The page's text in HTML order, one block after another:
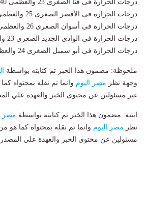
درجات الحرارة فى قنا الصغرى 23 والعظمى 40
درجات الحرارة فى الأقصر الصغرى 25 والعظمى 41
درجات الحرارة فى أسوان الصغرى 26 والعظمى 42
درجات الحرارة فى الوادى الجديد الصغرى 23 والعظمى 39
درجات الحرارة فى أبو سمبل الصغرى 24 والعظمى 40
ملحوظة: مضمون هذا الخبر تم كتابته بواسطة
وجهة نظر مصر اليوم وانما تم نقله بمحتواه
غير مسئولين عن محتوى الخبر والعهدة علي
انتبه: مضمون هذا الخبر تم كتابته بواسطة مصر
نظر مصر اليوم وانما تم نقله بمحتواه كما هو
مسئولين عن محتوى الخبر والعهدة علي